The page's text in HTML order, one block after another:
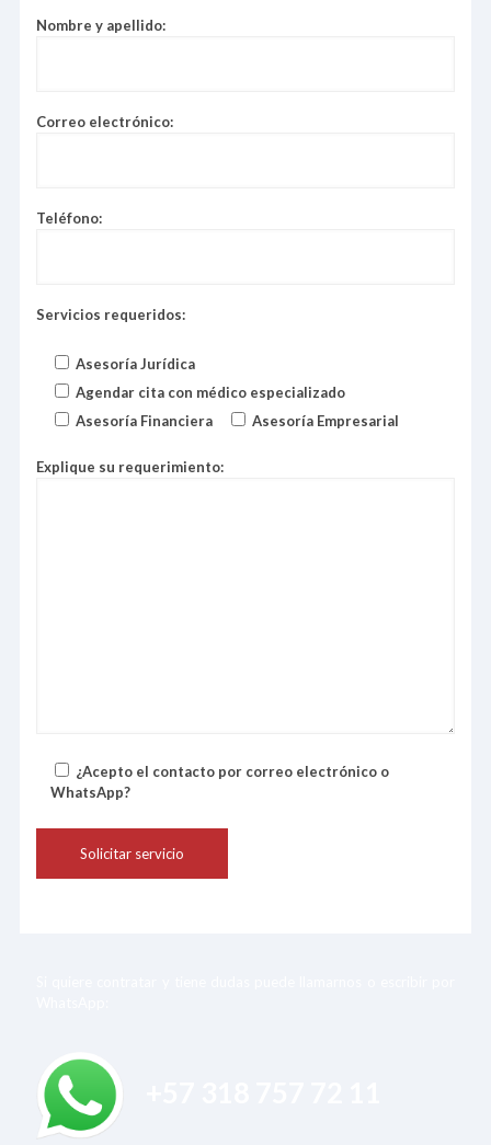
Nombre y apellido:
Correo electrónico:
Teléfono:
Servicios requeridos:
Asesoría Jurídica
Agendar cita con médico especializado
Asesoría Financiera
Asesoría Empresarial
Explique su requerimiento:
¿Acepto el contacto por correo electrónico o
WhatsApp?